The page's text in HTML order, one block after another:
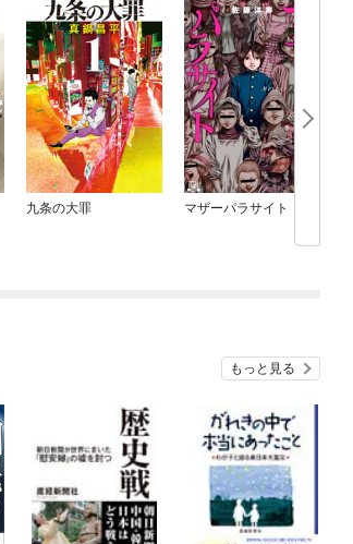
九条の大罪 マザーパラサイト
もっと見る